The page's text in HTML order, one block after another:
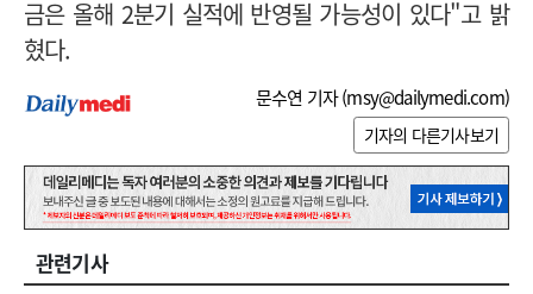
금은 올해 2분기 실적에 반영될 가능성이 있다"고 밝
혔다.
문수연 기자 (msy@dailymedi.com)
기자의 다른기사보기
관련기사